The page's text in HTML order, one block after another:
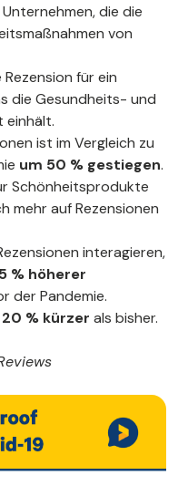
Unternehmen, die die
von
für ein
die Gesundheits- und
einhält.
ist im Vergleich zu
um 50 % gestiegen.
Schönheitsprodukte
mehr auf Rezensionen
interagieren,
% höherer
der Pandemie.
20 % kürzer als bisher.